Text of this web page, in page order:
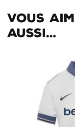
Vous
aussi...